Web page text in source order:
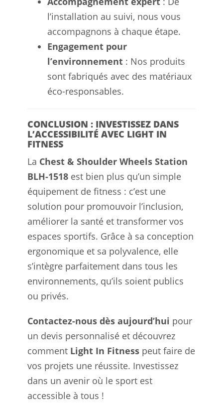
l’installation au suivi, nous vous
accompagnons à chaque étape.
Engagement pour
l’environnement : Nos produits
sont fabriqués avec des matériaux
éco-responsables.
CONCLUSION : INVESTISSEZ DANS
L’ACCESSIBILITÉ AVEC LIGHT IN
FITNESS
La Chest & Shoulder Wheels Station
BLH-1518 est bien plus qu’un simple
équipement de fitness : c’est une
solution pour promouvoir l’inclusion,
améliorer la santé et transformer vos
espaces sportifs. Grâce à sa conception
ergonomique et sa polyvalence, elle
s’intègre parfaitement dans tous les
environnements, qu’ils soient publics
ou privés.
Contactez-nous dès aujourd’hui pour
un devis personnalisé et découvrez
comment Light In Fitness peut faire de
vos projets une réussite. Investissez
dans un avenir où le sport est
accessible à tous !